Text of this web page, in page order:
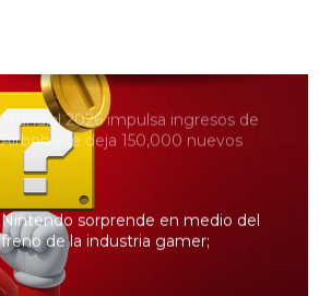
descarta Tampico-Misantla
Mundial 2026 impulsa ingresos de
Airbnb y le deja 150,000 nuevos
alojamientos
Nintendo sorprende en medio del
freno de la industria gamer;
reembolso de aranceles impulsa
sus ganancias 53%